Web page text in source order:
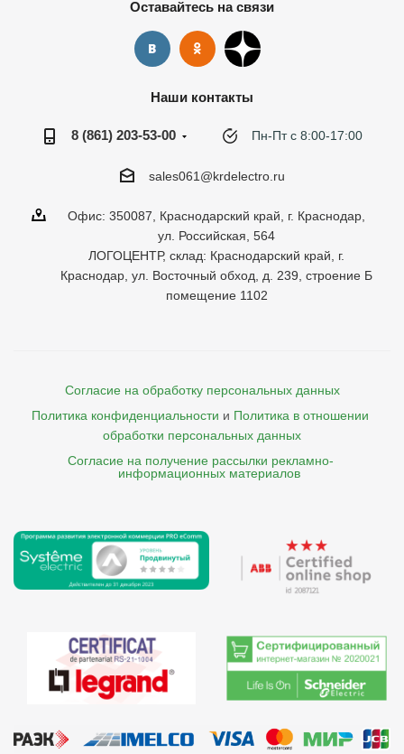
Оставайтесь на связи
Наши контакты
8 (861) 203-53-00 Пн-Пт с 8:00-17:00
sales061@krdelectro.ru
Офис: 350087, Краснодарский край, г. Краснодар,
ул. Российская, 564
ЛОГОЦЕНТР, склад: Краснодарский край, г.
Краснодар, ул. Восточный обход, д. 239, строение Б
помещение 1102
Согласие на обработку персональных данных
Политика конфиденциальности и Политика в отношении
обработки персональных данных
Согласие на получение рассылки рекламно-
    информационных материалов